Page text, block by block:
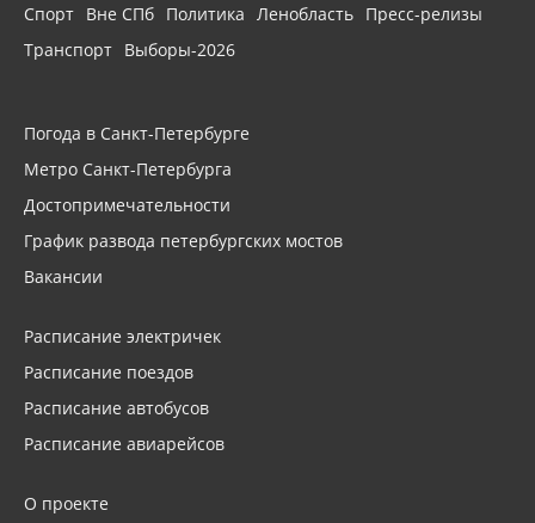
Спорт Вне СПб Политика Ленобласть Пресс-релизы
Транспорт Выборы-2026
Погода в Санкт-Петербурге
Метро Санкт-Петербурга
Достопримечательности
График развода петербургских мостов
Вакансии
Расписание электричек
Расписание поездов
Расписание автобусов
Расписание авиарейсов
О проекте